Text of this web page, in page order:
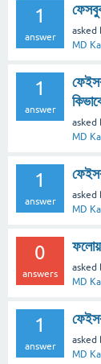
1
answer
asked
MD
1
answer
asked
MD
1
answer
asked
MD
0
answers
asked
MD
1
answer
asked
MD